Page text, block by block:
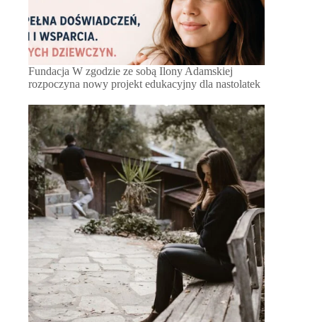
Fundacja W zgodzie ze sobą Ilony Adamskiej
rozpoczyna nowy projekt edukacyjny dla nastolatek